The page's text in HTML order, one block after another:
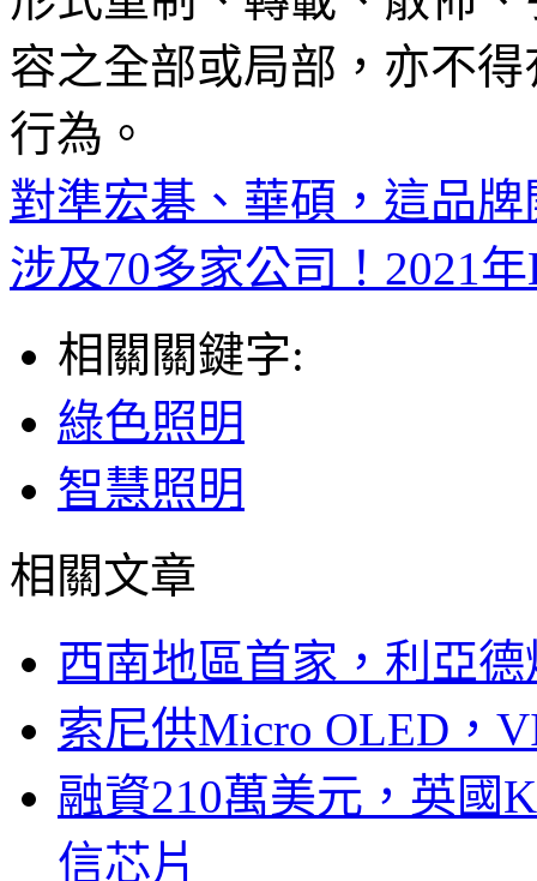
容之全部或局部，亦不
行為。
對準宏碁、華碩，這品
涉及70多家公司！2021
相關關鍵字:
綠色照明
智慧照明
相關文章
西南地區首家，利亞
索尼供Micro OLED，
融資210萬美元，英國
信芯片